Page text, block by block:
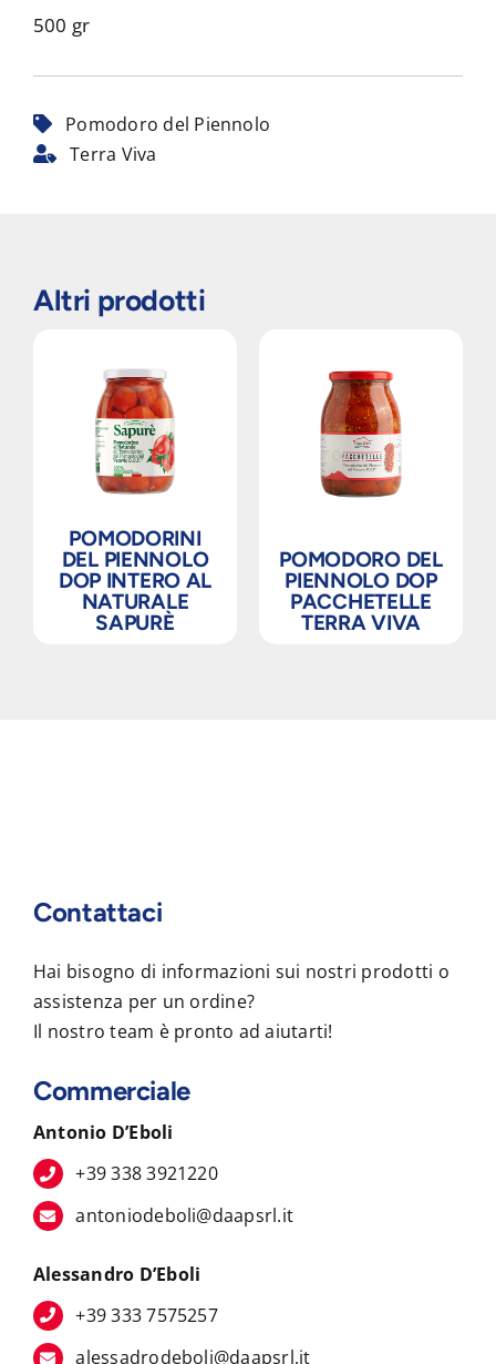
500 gr
Pomodoro del Piennolo
Terra Viva
Altri prodotti
POMODORINI
DEL PIENNOLO
DOP INTERO AL
NATURALE
SAPURÈ
POMODORO DEL
PIENNOLO DOP
PACCHETELLE
TERRA VIVA
Contattaci
Hai bisogno di informazioni sui nostri prodotti o
assistenza per un ordine?
Il nostro team è pronto ad aiutarti!
Commerciale
Antonio D’Eboli
+39 338 3921220
antoniodeboli@daapsrl.it
Alessandro D’Eboli
+39 333 7575257
alessadrodeboli@daapsrl.it